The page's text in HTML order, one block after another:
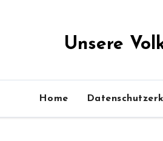
Unsere
Home